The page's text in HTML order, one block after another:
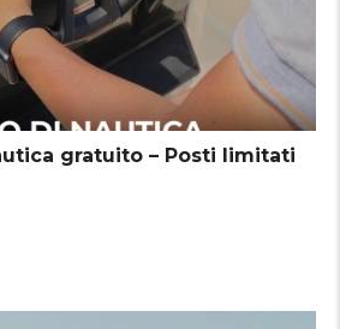
gratuito – Posti limitati